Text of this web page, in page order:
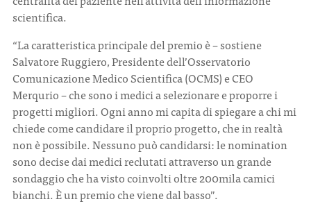
scientifica.
“La caratteristica principale del premio è – sostiene
Salvatore Ruggiero, Presidente dell’Osservatorio
Comunicazione Medico Scientifica (OCMS) e CEO
Merqurio – che sono i medici a selezionare e proporre i
progetti migliori. Ogni anno mi capita di spiegare a chi mi
chiede come candidare il proprio progetto, che in realtà
non è possibile. Nessuno può candidarsi: le nomination
sono decise dai medici reclutati attraverso un grande
sondaggio che ha visto coinvolti oltre 200mila camici
bianchi. È un premio che viene dal basso”.